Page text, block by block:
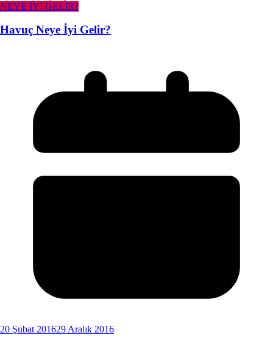
NEYE İYİ GELİR?
Havuç Neye İyi Gelir?
20 Şubat 201629 Aralık 2016